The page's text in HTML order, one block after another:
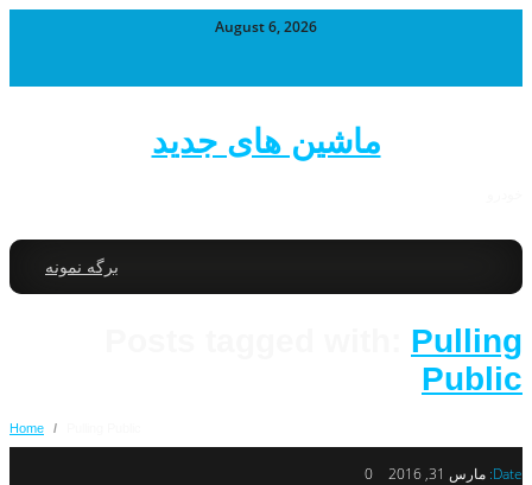
August 6, 2026
ماشین های جدید
برگه نمونه
Pulling
Public
Home /
Date: مارس 31, 2016 0